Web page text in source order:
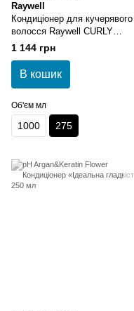
Raywell
Кондиціонер для кучерявого
волосся Raywell CURLY
CONTROL CONDITIONER 275
1 144 грн
В кошик
Об'єм мл
1000 275